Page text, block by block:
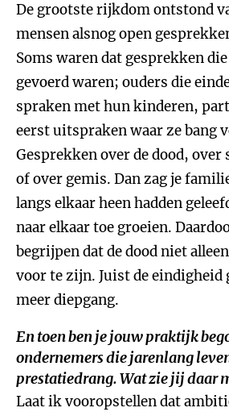
De grootste rijkdom ontstond
mensen alsnog open
Soms waren dat gesprekken
gevoerd waren; ouders die
spraken met hun kinderen,
eerst uitspraken waar ze bang
Gesprekken over de dood,
of over gemis. Dan zag je
langs elkaar heen hadden
naar elkaar toe groeien.
begrijpen dat de dood niet
voor te zijn. Juist de eindigheid
meer diepgang.
En toen ben je jouw praktijk
ondernemers die jarenlang
prestatiedrang. Wat zie jij daar
Laat ik vooropstellen dat